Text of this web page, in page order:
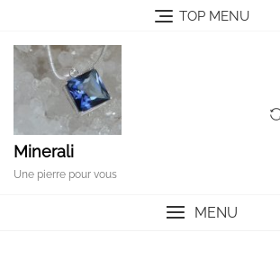
content
TOP MENU
Minerali
Une pierre pour vous
MENU